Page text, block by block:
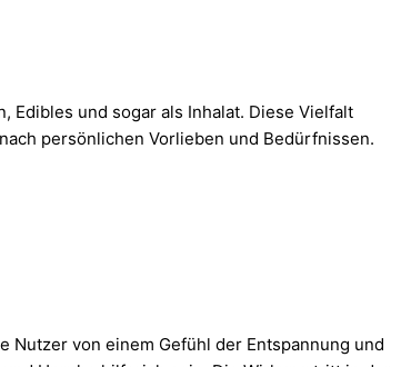
Edibles und sogar als Inhalat. Diese Vielfalt
persönlichen Vorlieben und Bedürfnissen.
Nutzer von einem Gefühl der Entspannung und